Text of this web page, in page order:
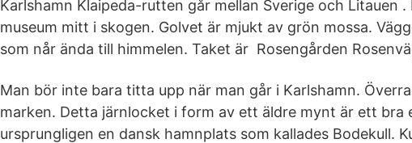
Karlshamn Klaipeda-rutten går mellan Sverige och Litauen
museum mitt i skogen. Golvet är mjukt av grön mossa.
som når ända till himmelen. Taket är Rosengården
Man bör inte bara titta upp när man går i Karlshamn.
marken. Detta järnlocket i form av ett äldre mynt är ett bra
ursprungligen en dansk hamnplats som kallades Bodekull.